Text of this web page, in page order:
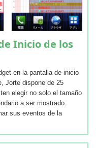
Inicio de los
en la pantalla de inicio
Jorte dispone de 25
elegir no solo el tamaño
a ser mostrado.
sus eventos de la